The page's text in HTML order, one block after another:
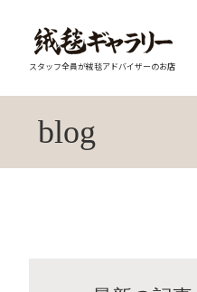
スタッフ全員が絨毯アドバイザーのお店
blog